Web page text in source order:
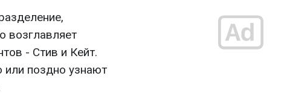
возглавляет
- Стив и Кейт.
или поздно узнают